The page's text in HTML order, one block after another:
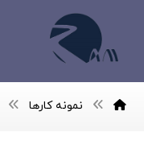
نمونه کارها